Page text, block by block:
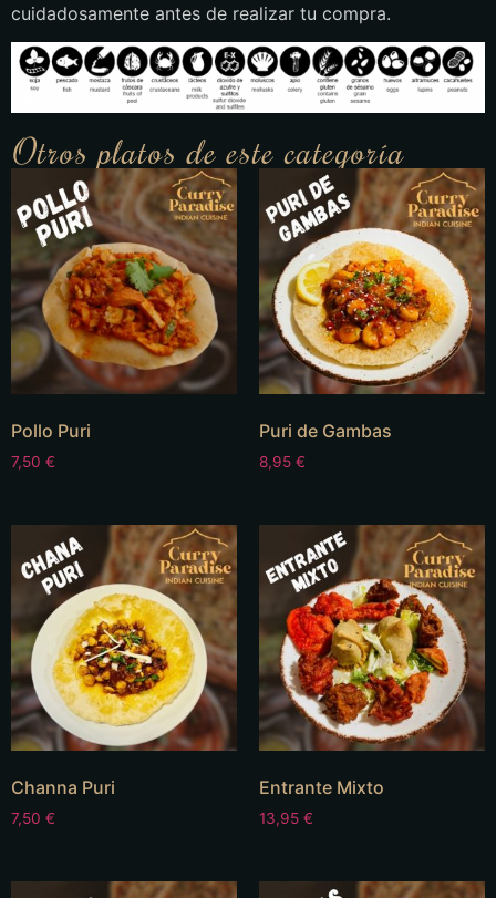
cuidadosamente antes de realizar tu compra.
Otros platos de este categoría
Pollo Puri
7,50 €
Puri de Gambas
8,95 €
Channa Puri
7,50 €
Entrante Mixto
13,95 €